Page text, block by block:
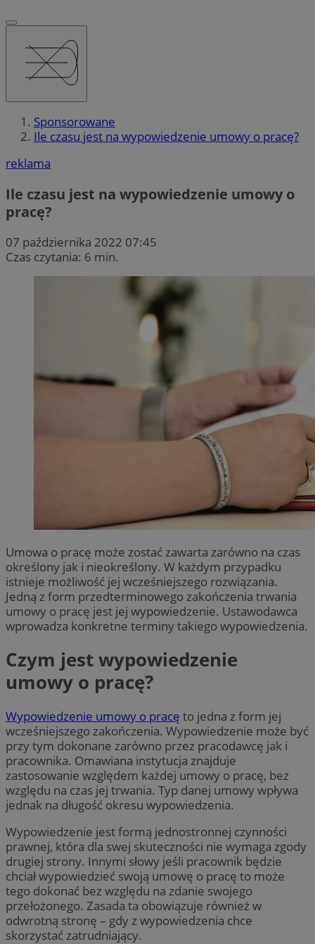
Sponsorowane
Ile czasu jest na wypowiedzenie umowy o pracę?
reklama
Ile czasu jest na wypowiedzenie umowy o
pracę?
07 października 2022 07:45
Czas czytania: 6 min.
Umowa o pracę może zostać zawarta zarówno na czas
określony jak i nieokreślony. W każdym przypadku
istnieje możliwość jej wcześniejszego rozwiązania.
Jedną z form przedterminowego zakończenia trwania
umowy o pracę jest jej wypowiedzenie. Ustawodawca
wprowadza konkretne terminy takiego wypowiedzenia.
Czym jest wypowiedzenie
umowy o pracę?
Wypowiedzenie umowy o pracę to jedna z form jej
wcześniejszego zakończenia. Wypowiedzenie może być
przy tym dokonane zarówno przez pracodawcę jak i
pracownika. Omawiana instytucja znajduje
zastosowanie względem każdej umowy o pracę, bez
względu na czas jej trwania. Typ danej umowy wpływa
jednak na długość okresu wypowiedzenia.
Wypowiedzenie jest formą jednostronnej czynności
prawnej, która dla swej skuteczności nie wymaga zgody
drugiej strony. Innymi słowy jeśli pracownik będzie
chciał wypowiedzieć swoją umowę o pracę to może
tego dokonać bez względu na zdanie swojego
przełożonego. Zasada ta obowiązuje również w
odwrotną stronę – gdy z wypowiedzenia chce
skorzystać zatrudniający.